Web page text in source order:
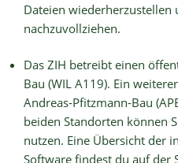
Dateien wiederherzustellen
nachzuvollziehen.
Das ZIH betreibt einen
Bau (WIL A119). Ein
Andreas-Pfitzmann-Bau
beiden Standorten können
nutzen. Eine Übersicht der
Software findest du auf der